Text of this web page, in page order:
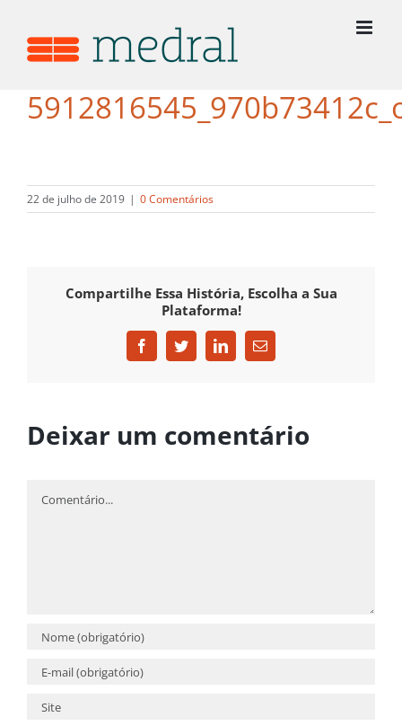
22 de julho de 2019 | 0 Comentários
Compartilhe Essa História, Escolha a Sua
Plataforma!
FacebookTwitterLinkedIn
E-
mail
Deixar um comentário